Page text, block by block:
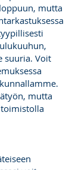
mutta
suuria. Voit
mutta